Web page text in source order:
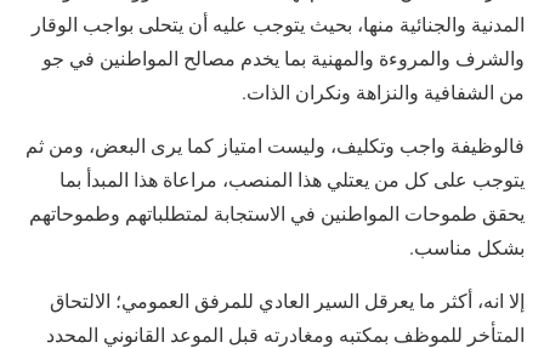
المدنية والجنائية منها، بحيث يتوجب عليه أن يتحلى بواجب الوقار
والشرف والمروءة والمهنية بما يخدم مصالح المواطنين في جو
من الشفافية والنزاهة ونكران الذات.
فالوظيفة واجب وتكليف، وليست امتياز كما يرى البعض، ومن ثم
يتوجب على كل من يعتلي هذا المنصب، مراعاة هذا المبدأ بما
يحقق طموحات المواطنين في الاستجابة لمتطلباتهم وطموحاتهم
بشكل مناسب.
إلا انه، أكثر ما يعرقل السير العادي للمرفق العمومي؛ الالتحاق
المتأخر للموظف بمكتبه ومغادرته قبل الموعد القانوني المحدد